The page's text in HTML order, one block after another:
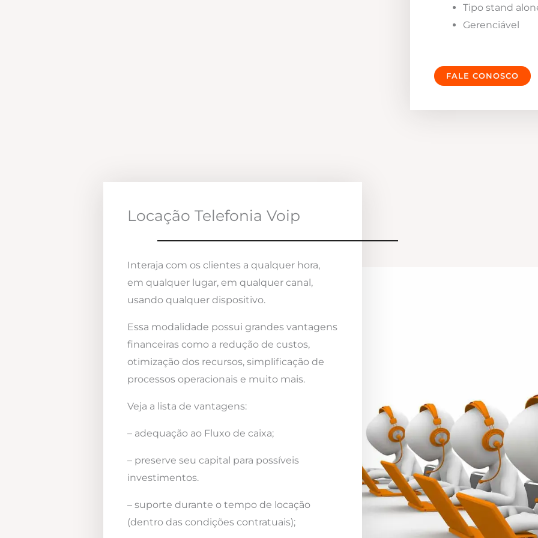
Tipo stand
Gerenciável
FALE CONOSCO
Locação Telefonia Voip
Interaja com os clientes a qualquer hora,
em qualquer lugar, em qualquer canal,
usando qualquer dispositivo.
Essa modalidade possui grandes vantagens
financeiras como a redução de custos,
otimização dos recursos, simplificação de
processos operacionais e muito mais.
Veja a lista de vantagens:
– adequação ao Fluxo de caixa;
– preserve seu capital para possíveis
investimentos.
– suporte durante o tempo de locação
(dentro das condições contratuais);